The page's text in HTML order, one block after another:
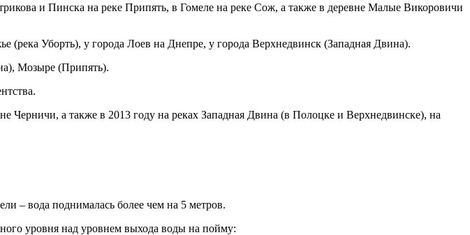
и Пинска на реке Припять, в Гомеле на реке Сож, а также в деревне Малые Викоровичи
(река Уборть), у города Лоев на Днепре, у города Верхнедвинск (Западная Двина).
Мозыре (Припять).
Черничи, а также в 2013 году на реках Западная Двина (в Полоцке и Верхнедвинске), на
– вода поднималась более чем на 5 метров.
уровня над уровнем выхода воды на пойму: